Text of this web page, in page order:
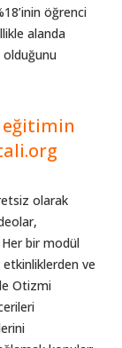
öğrenci
alanda
olduğunu
olarak
bir modül
ve
Otizmi